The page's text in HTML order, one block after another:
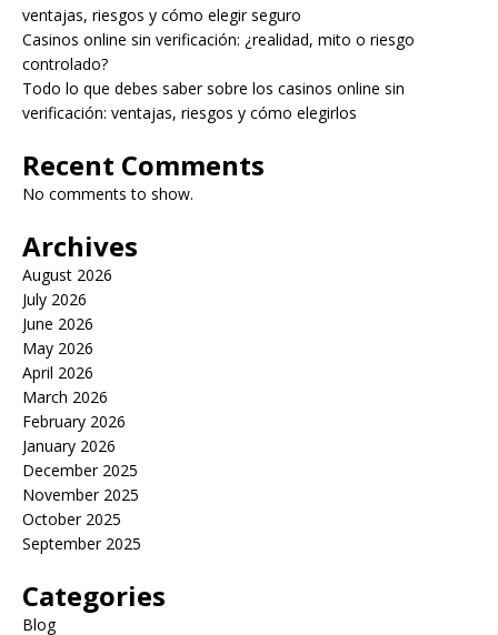
ventajas, riesgos y cómo elegir seguro
Casinos online sin verificación: ¿realidad, mito o riesgo
controlado?
Todo lo que debes saber sobre los casinos online sin
verificación: ventajas, riesgos y cómo elegirlos
Recent Comments
No comments to show.
Archives
August 2026
July 2026
June 2026
May 2026
April 2026
March 2026
February 2026
January 2026
December 2025
November 2025
October 2025
September 2025
Categories
Blog